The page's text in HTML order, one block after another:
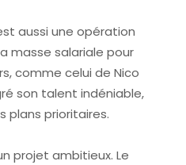
aussi une opération
masse salariale pour
comme celui de Nico
son talent indéniable,
plans prioritaires.
projet ambitieux. Le